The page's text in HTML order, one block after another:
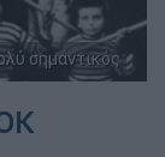
σημαντικός